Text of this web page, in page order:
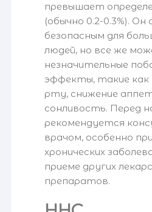
превышает
(обычно 0.2-0.3%).
безопасным для
людей, но все же
незначительные
эффекты, такие как
рту, снижение
сонливость. Перед
рекомендуется
врачом, особенно
хронических
приеме других
препаратов.